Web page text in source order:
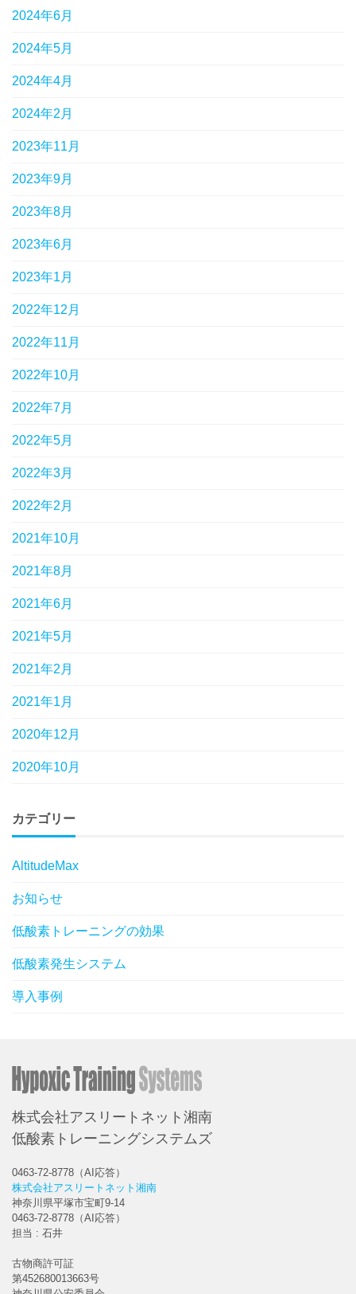
2024年6月
2024年5月
2024年4月
2024年2月
2023年11月
2023年9月
2023年8月
2023年6月
2023年1月
2022年12月
2022年11月
2022年10月
2022年7月
2022年5月
2022年3月
2022年2月
2021年10月
2021年8月
2021年6月
2021年5月
2021年2月
2021年1月
2020年12月
2020年10月
カテゴリー
AltitudeMax
お知らせ
低酸素トレーニングの効果
低酸素発生システム
導入事例
株式会社アスリートネット湘南
低酸素トレーニングシステムズ
0463-72-8778（AI応答）
株式会社アスリートネット湘南
神奈川県平塚市宝町9-14
0463-72-8778（AI応答）
担当 : 石井
古物商許可証
第452680013663号